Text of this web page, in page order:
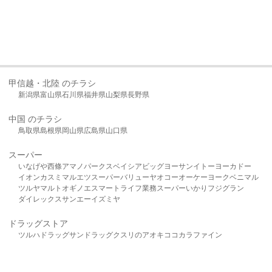
甲信越・北陸 のチラシ
新潟県富山県石川県福井県山梨県長野県
中国 のチラシ
鳥取県島根県岡山県広島県山口県
スーパー
いなげや西條アマノパークスベイシア ビッグヨーサンイトーヨーカドー
イオンカスミ マルエツスーパーバリューヤオコーオーケー ヨークベニマル
ツルヤマルト オギノ エスマート ライフ業務スーパーいかり フジグラン
ダイレックスサンエーイズミヤ
ドラッグストア
ツルハドラッグサンドラッグクスリのアオキ ココカラファイン